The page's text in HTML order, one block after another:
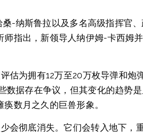
-纳斯鲁拉以及多名高级指挥官
指出，新领导人纳伊姆-卡西姆
估为拥有12万至20万枚导弹和炮
据存在争议，但其变化的趋势是
数月之久的巨兽形象。
会彻底消失。它们会转入地下，